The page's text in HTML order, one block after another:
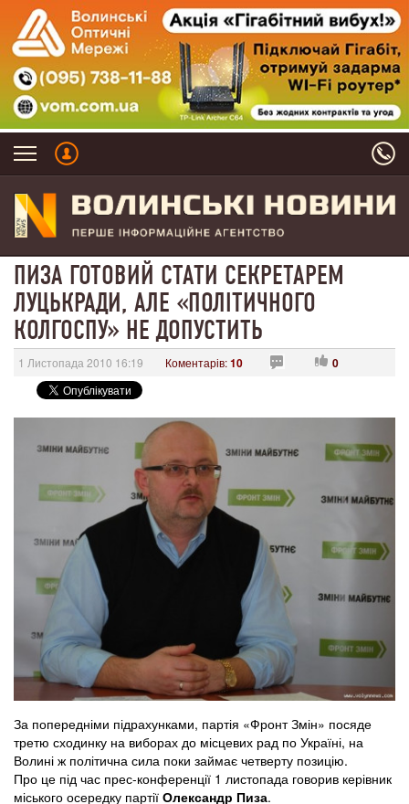
ПИЗА ГОТОВИЙ СТАТИ СЕКРЕТАРЕМ
ЛУЦЬКРАДИ, АЛЕ «ПОЛІТИЧНОГО
КОЛГОСПУ» НЕ ДОПУСТИТЬ
1 Листопада 2010 16:19 Коментарів:10 0
За попередніми підрахунками, партія «Фронт Змін» посяде
третю сходинку на виборах до місцевих рад по Україні, на
Волині ж політична сила поки займає четверту позицію.
Про це під час прес-конференції 1 листопада говорив керівник
міського осередку партії Олександр Пиза.